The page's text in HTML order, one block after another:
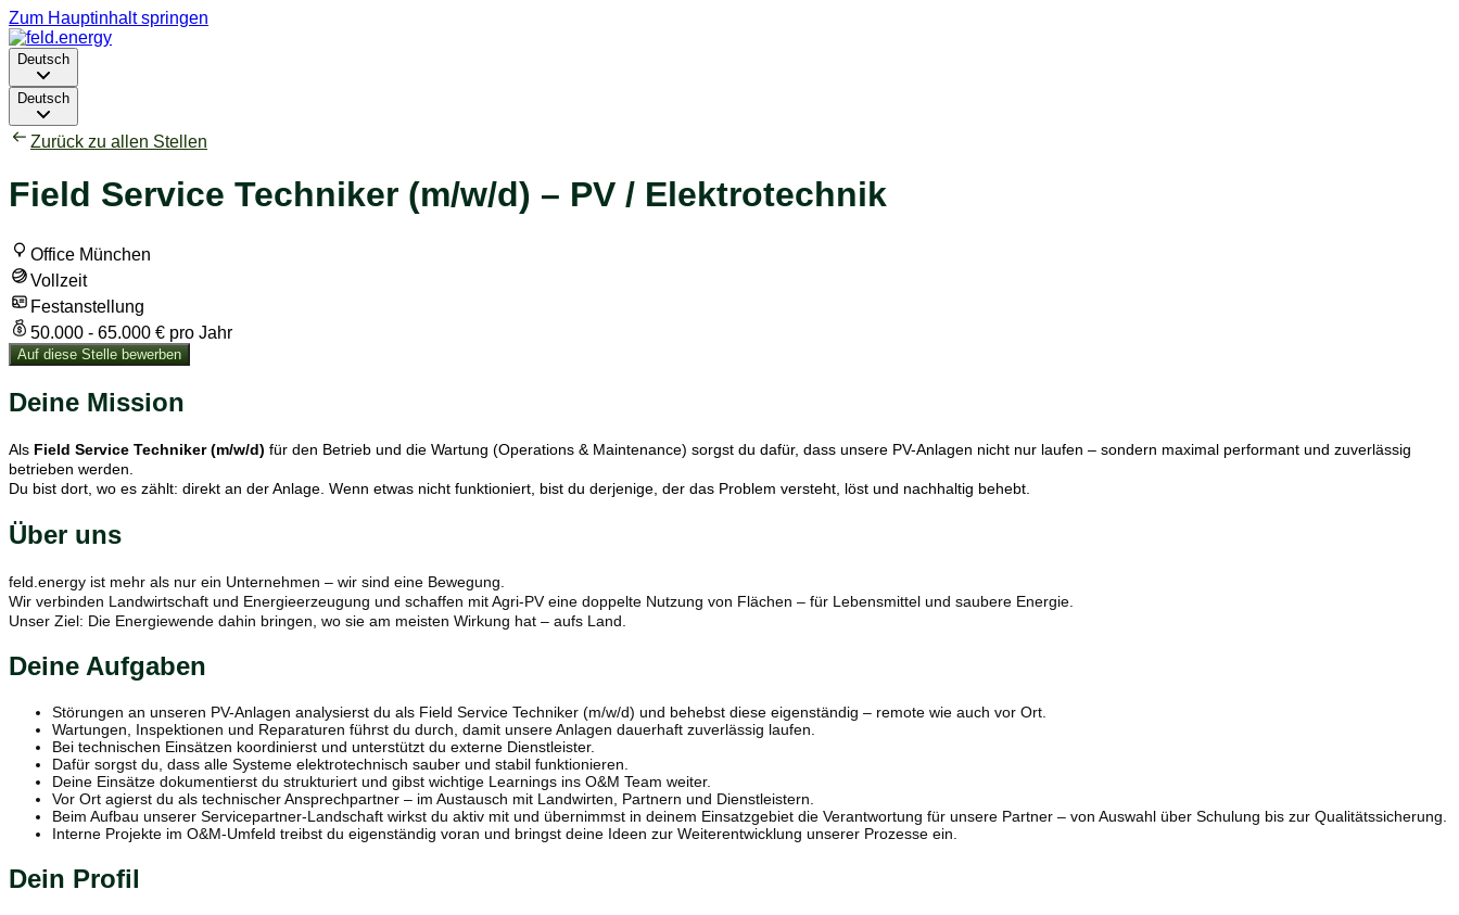
Zum Hauptinhalt springen
Deutsch
Deutsch
Zurück zu allen Stellen
Field Service Techniker (m/w/d) – PV / Elektrotechnik
Office München
Vollzeit
Festanstellung
50.000 - 65.000 € pro Jahr
Auf diese Stelle bewerben
Deine Mission
Als Field Service Techniker (m/w/d) für den Betrieb und die Wartung (Operations & Maintenance) sorgst du dafür, dass unsere PV-Anlagen nicht nur laufen – sondern maximal performant und zuverlässig
betrieben werden.
Du bist dort, wo es zählt: direkt an der Anlage. Wenn etwas nicht funktioniert, bist du derjenige, der das Problem versteht, löst und nachhaltig behebt.
Über uns
feld.energy ist mehr als nur ein Unternehmen – wir sind eine Bewegung.
Wir verbinden Landwirtschaft und Energieerzeugung und schaffen mit Agri-PV eine doppelte Nutzung von Flächen – für Lebensmittel und saubere Energie.
Unser Ziel: Die Energiewende dahin bringen, wo sie am meisten Wirkung hat – aufs Land.
Deine Aufgaben
Störungen an unseren PV-Anlagen analysierst du als Field Service Techniker (m/w/d) und behebst diese eigenständig – remote wie auch vor Ort.
Wartungen, Inspektionen und Reparaturen führst du durch, damit unsere Anlagen dauerhaft zuverlässig laufen.
Bei technischen Einsätzen koordinierst und unterstützt du externe Dienstleister.
Dafür sorgst du, dass alle Systeme elektrotechnisch sauber und stabil funktionieren.
Deine Einsätze dokumentierst du strukturiert und gibst wichtige Learnings ins O&M Team weiter.
Vor Ort agierst du als technischer Ansprechpartner – im Austausch mit Landwirten, Partnern und Dienstleistern.
Beim Aufbau unserer Servicepartner-Landschaft wirkst du aktiv mit und übernimmst in deinem Einsatzgebiet die Verantwortung für unsere Partner – von Auswahl über Schulung bis zur Qualitätssicherung.
Interne Projekte im O&M-Umfeld treibst du eigenständig voran und bringst deine Ideen zur Weiterentwicklung unserer Prozesse ein.
Dein Profil